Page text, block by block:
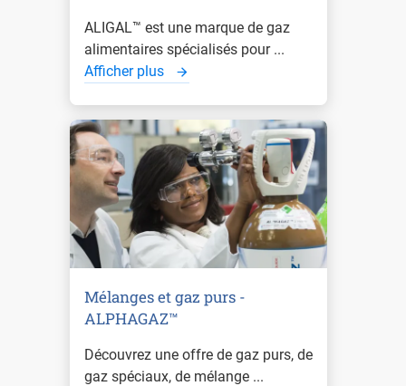
ALIGAL™ est une marque de gaz
alimentaires spécialisés pour ...
Afficher plus
Mélanges et gaz purs -
ALPHAGAZ™
Découvrez une offre de gaz purs, de
gaz spéciaux, de mélange ...